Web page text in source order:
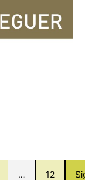
… 12